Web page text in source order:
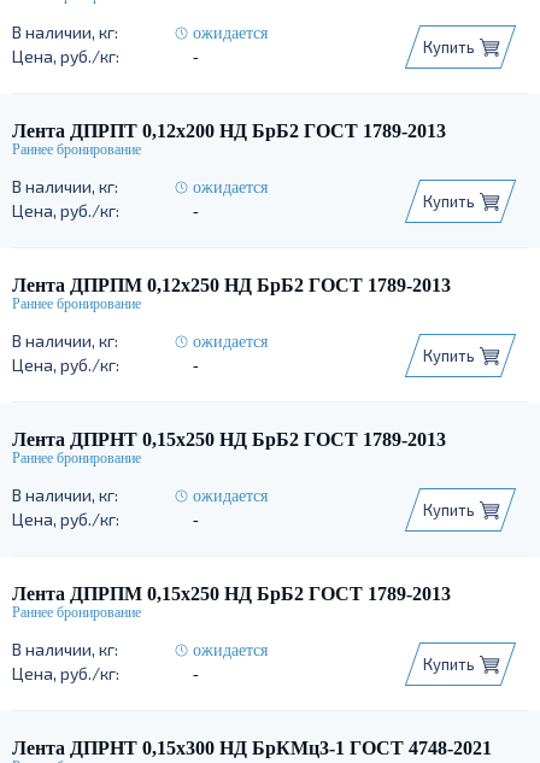
ожидается
-
Купить
Лента ДПРПТ 0,12х200 НД БрБ2 ГОСТ 1789-2013
ожидается
-
Купить
Лента ДПРПМ 0,12х250 НД БрБ2 ГОСТ 1789-2013
ожидается
-
Купить
Лента ДПРНТ 0,15х250 НД БрБ2 ГОСТ 1789-2013
ожидается
-
Купить
Лента ДПРПМ 0,15х250 НД БрБ2 ГОСТ 1789-2013
ожидается
-
Купить
Лента ДПРНТ 0,15х300 НД БрКМц3-1 ГОСТ 4748-2021